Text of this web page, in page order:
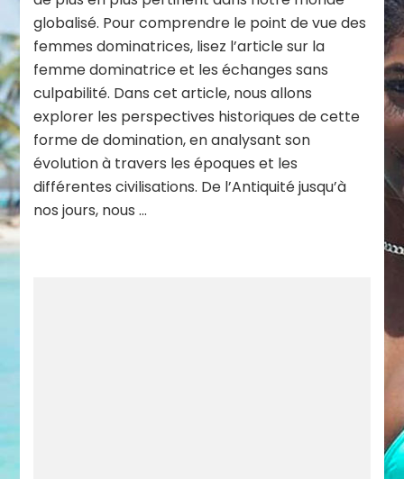
globalisé. Pour comprendre le point de vue des
femmes dominatrices, lisez l’article sur la
femme dominatrice et les échanges sans
culpabilité. Dans cet article, nous allons
explorer les perspectives historiques de cette
forme de domination, en analysant son
évolution à travers les époques et les
différentes civilisations. De l’Antiquité jusqu’à
nos jours, nous …